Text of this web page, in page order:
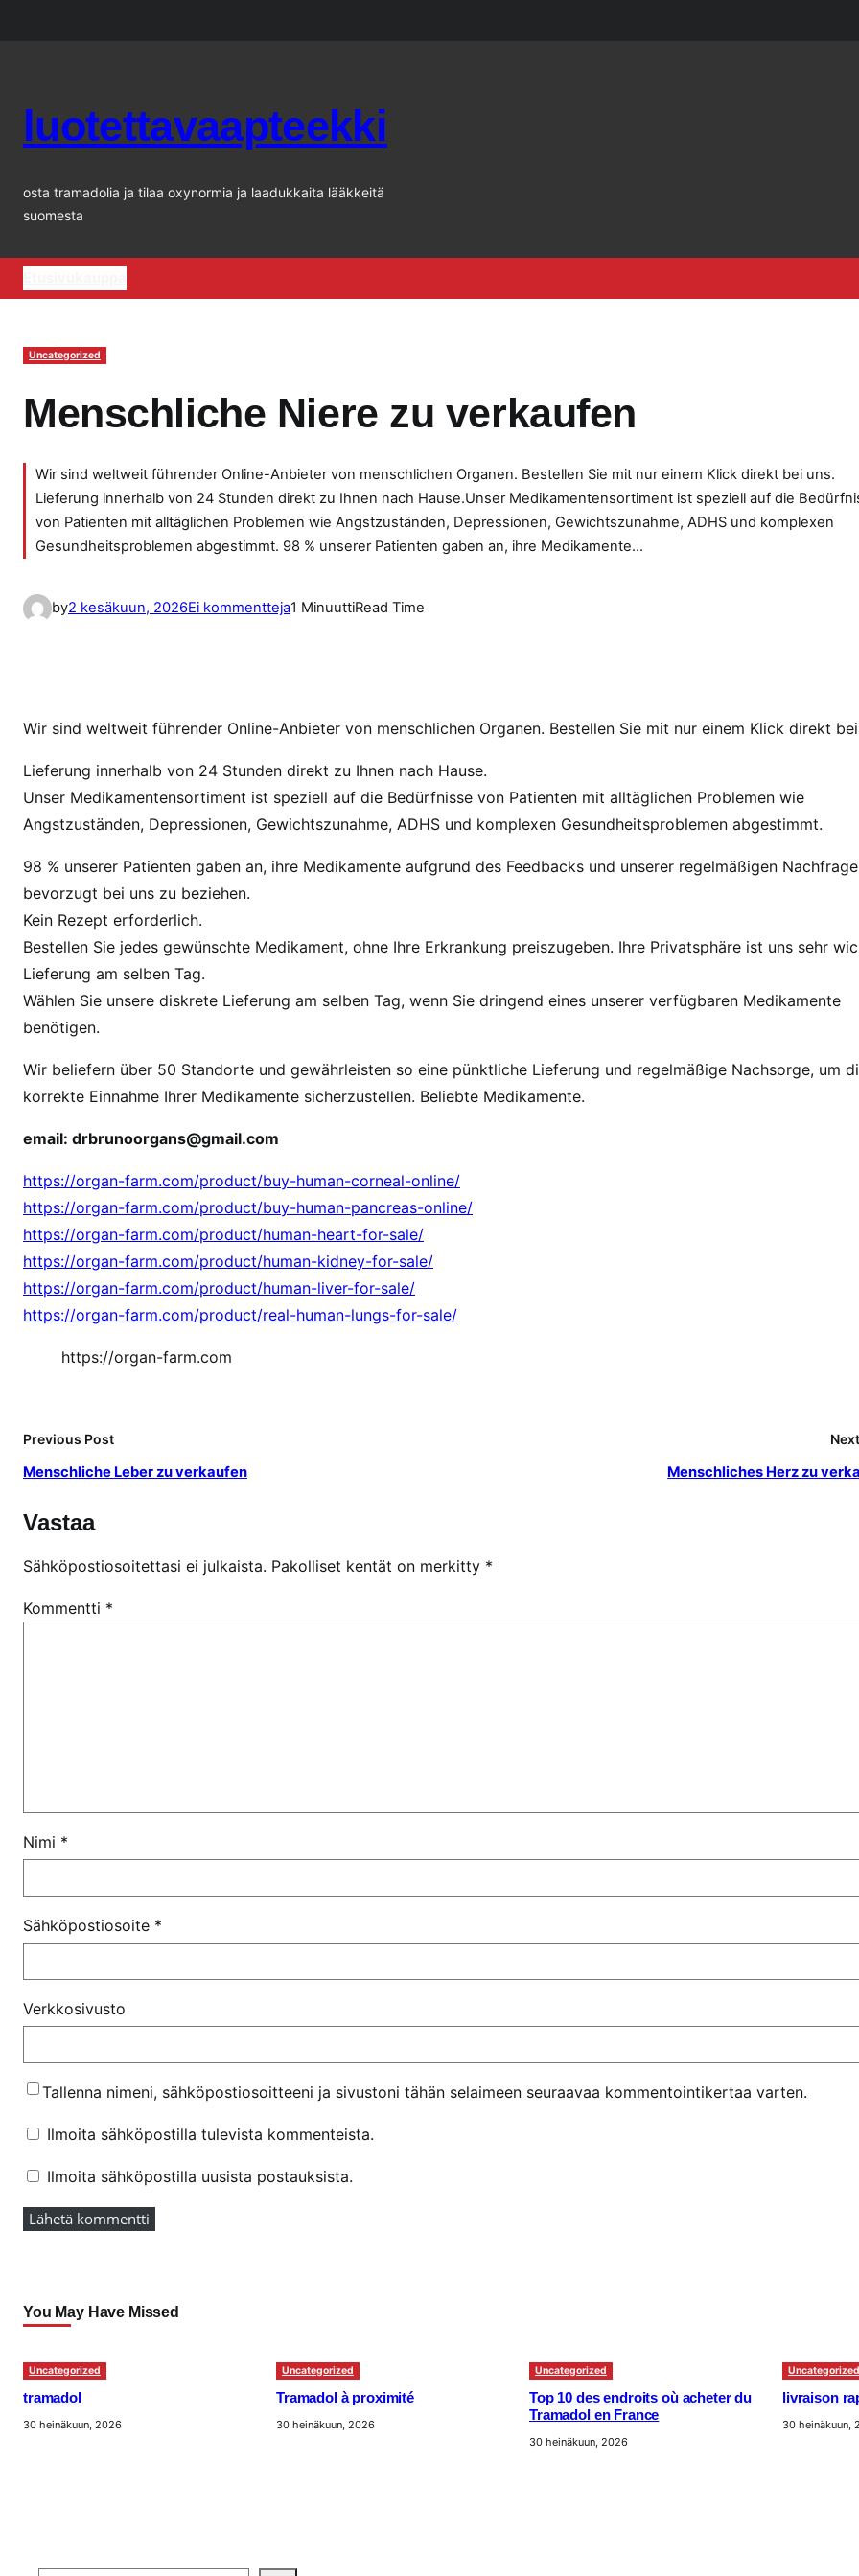
luotettavaapteekki
osta tramadolia ja tilaa oxynormia ja laadukkaita lääkkeitä
suomesta
Uncategorized
Menschliche Niere zu verkaufen
Wir sind weltweit führender Online-Anbieter von menschlichen Organen. Bestellen Sie mit nur einem Klick direkt bei uns.
Lieferung innerhalb von 24 Stunden direkt zu Ihnen nach Hause.Unser Medikamentensortiment ist speziell auf die
von Patienten mit alltäglichen Problemen wie Angstzuständen, Depressionen, Gewichtszunahme, ADHS und komplexen
Gesundheitsproblemen abgestimmt. 98 % unserer Patienten gaben an, ihre Medikamente…
by2 kesäkuun, 2026Ei kommenttejaa
k
l
i
i
M
s
e
r
e
v
e
1 MinuuttiRead Time
Wir sind weltweit führender Online-Anbieter von menschlichen Organen. Bestellen Sie mit nur einem Klick direkt
Lieferung innerhalb von 24 Stunden direkt zu Ihnen nach Hause.
Unser Medikamentensortiment ist speziell auf die Bedürfnisse von Patienten mit alltäglichen Problemen wie
Angstzuständen, Depressionen, Gewichtszunahme, ADHS und komplexen Gesundheitsproblemen abgestimmt.
98 % unserer Patienten gaben an, ihre Medikamente aufgrund des Feedbacks und unserer regelmäßigen
bevorzugt bei uns zu beziehen.
Kein Rezept erforderlich.
Bestellen Sie jedes gewünschte Medikament, ohne Ihre Erkrankung preiszugeben. Ihre Privatsphäre ist uns sehr
Lieferung am selben Tag.
Wählen Sie unsere diskrete Lieferung am selben Tag, wenn Sie dringend eines unserer verfügbaren Medikamente
benötigen.
Wir beliefern über 50 Standorte und gewährleisten so eine pünktliche Lieferung und regelmäßige Nachsorge, um
korrekte Einnahme Ihrer Medikamente sicherzustellen. Beliebte Medikamente.
email: drbrunoorgans@gmail.com
https://organ-farm.com/product/buy-human-corneal-online/
https://organ-farm.com/product/buy-human-pancreas-online/
https://organ-farm.com/product/human-heart-for-sale/
https://organ-farm.com/product/human-kidney-for-sale/
https://organ-farm.com/product/human-liver-for-sale/
https://organ-farm.com/product/real-human-lungs-for-sale/
https://organ-farm.com
Previous Post
Menschliche Leber zu verkaufen Menschliches Herz zu
Vastaa
Sähköpostiosoitettasi ei julkaista. Pakolliset kentät on merkitty *
Kommentti *
Nimi *
Sähköpostiosoite *
Verkkosivusto
Tallenna nimeni, sähköpostiosoitteeni ja sivustoni tähän selaimeen seuraavaa kommentointikertaa varten.
Ilmoita sähköpostilla tulevista kommenteista.
Ilmoita sähköpostilla uusista postauksista.
You May Have Missed
Uncategorized
tramadol
30 heinäkuun, 2026
Uncategorized
Tramadol à proximité
30 heinäkuun, 2026
Uncategorized
Top 10 des endroits où acheter du
Tramadol en France
30 heinäkuun, 2026
Uncategorized
livraison
30 heinäkuun,